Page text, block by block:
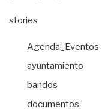
stories
Agenda_Eventos
ayuntamiento
bandos
documentos